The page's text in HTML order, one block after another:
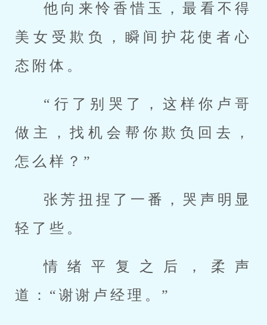
他向来怜香惜玉，最看不得
美女受欺负，瞬间护花使者心
态附体。
“行了别哭了，这样你卢哥
做主，找机会帮你欺负回去，
怎么样？”
张芳扭捏了一番，哭声明显
轻了些。
情绪平复之后，柔声
道：“谢谢卢经理。”